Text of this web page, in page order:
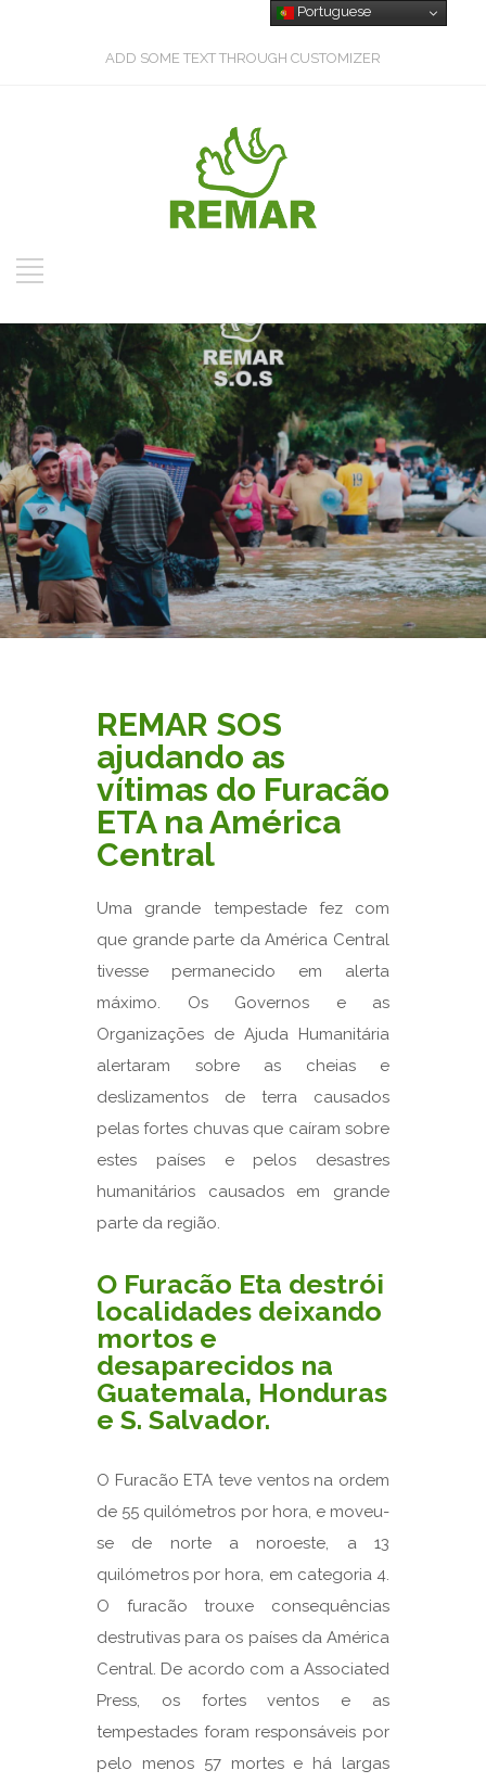
ADD SOME TEXT THROUGH CUSTOMIZER
REMAR SOS
ajudando as
vítimas do Furacão
ETA na América
Central
Uma grande tempestade fez com
que grande parte da América Central
tivesse permanecido em alerta
máximo. Os Governos e as
Organizações de Ajuda Humanitária
alertaram sobre as cheias e
deslizamentos de terra causados
pelas fortes chuvas que caíram sobre
estes países e pelos desastres
humanitários causados em grande
parte da região.
O Furacão Eta destrói
localidades deixando
mortos e
desaparecidos na
Guatemala, Honduras
e S. Salvador.
O Furacão ETA teve ventos na ordem
de 55 quilómetros por hora, e moveu-
se de norte a noroeste, a 13
quilómetros por hora, em categoria 4.
O furacão trouxe consequências
destrutivas para os países da América
Central. De acordo com a Associated
Press, os fortes ventos e as
tempestades foram responsáveis por
pelo menos 57 mortes e há largas
Portuguese